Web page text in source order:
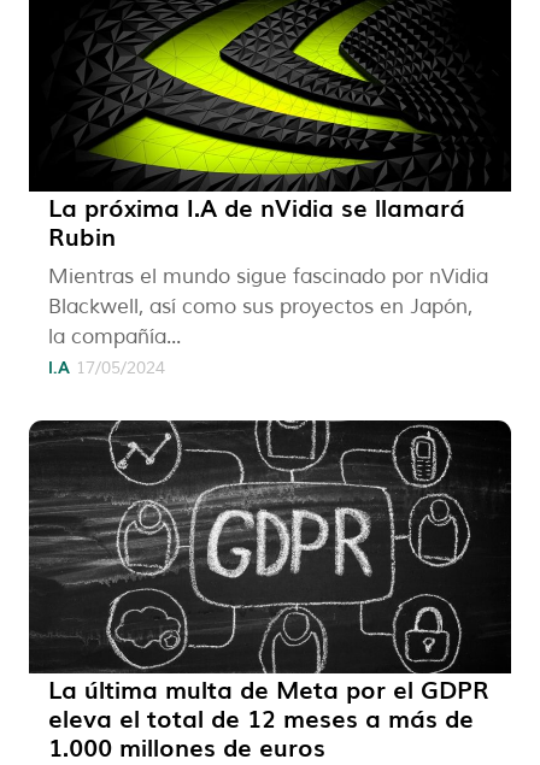
La próxima I.A de nVidia se llamará
Rubin
Mientras el mundo sigue fascinado por nVidia
Blackwell, así como sus proyectos en Japón,
la compañía...
I.A 17/05/2024
La última multa de Meta por el GDPR
eleva el total de 12 meses a más de
1.000 millones de euros